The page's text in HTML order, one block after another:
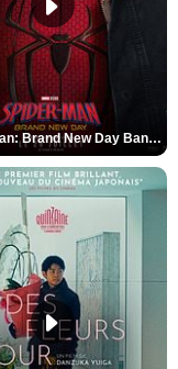
Spider-Man: Brand New Day Bande-annonce VO STFR